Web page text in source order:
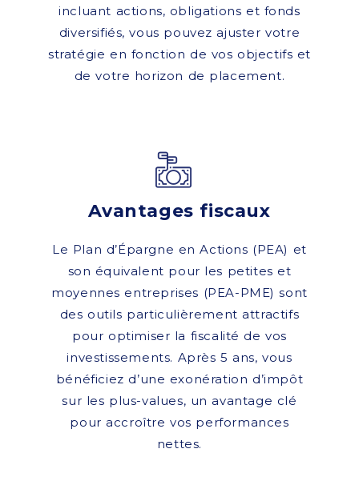
incluant actions, obligations et fonds
diversifiés, vous pouvez ajuster votre
stratégie en fonction de vos objectifs et
de votre horizon de placement.
Avantages fiscaux
Le Plan d’Épargne en Actions (PEA) et
son équivalent pour les petites et
moyennes entreprises (PEA-PME) sont
des outils particulièrement attractifs
pour optimiser la fiscalité de vos
investissements. Après 5 ans, vous
bénéficiez d’une exonération d’impôt
sur les plus-values, un avantage clé
pour accroître vos performances
nettes.